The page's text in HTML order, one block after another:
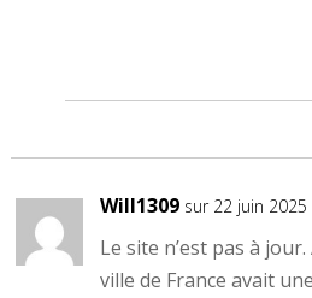
Will1309 sur 22 juin
Le site n’est pas à
ville de France avait